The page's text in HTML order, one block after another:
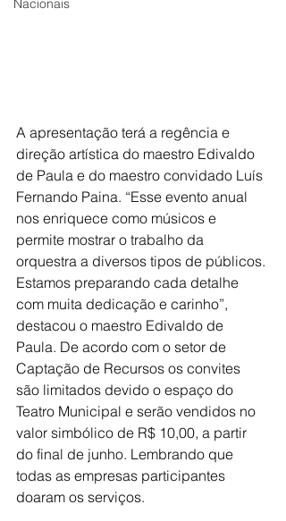
Nacionais
A apresentação terá a regência e
direção artística do maestro Edivaldo
de Paula e do maestro convidado Luís
Fernando Paina. “Esse evento anual
nos enriquece como músicos e
permite mostrar o trabalho da
orquestra a diversos tipos de públicos.
Estamos preparando cada detalhe
com muita dedicação e carinho”,
destacou o maestro Edivaldo de
Paula. De acordo com o setor de
Captação de Recursos os convites
são limitados devido o espaço do
Teatro Municipal e serão vendidos no
valor simbólico de R$ 10,00, a partir
do final de junho. Lembrando que
todas as empresas participantes
doaram os serviços.